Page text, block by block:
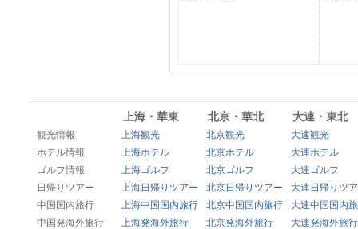
上海・華東 北京・華北 大連・東北
観光情報 上海観光 北京観光
大連観光
ホテル情報
上海ホテル 北京ホテル
大連ホテル
ゴルフ情報
上海ゴルフ 北京ゴルフ
大連ゴルフ
日帰りツアー
上海日帰りツアー 北京日帰りツアー
大連日帰りツ
中国国内旅行
上海中国国内旅行 北京中国国内旅行
大連中国国内
中国発海外旅行
上海発海外旅行 北京発海外旅行
大連発海外旅行